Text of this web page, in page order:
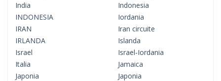
India
Indonesia
INDONESIA
Iordania
IRAN
Iran circuite
IRLANDA
Islanda
Israel
Israel-Iordania
Italia
Jamaica
Japonia
Japonia